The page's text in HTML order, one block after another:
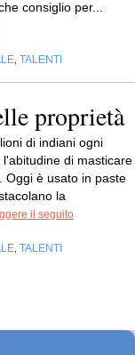
consiglio per...
TALENTI
proprietà
di indiani ogni
di masticare
Oggi è usato in paste
la
il seguito
TALENTI